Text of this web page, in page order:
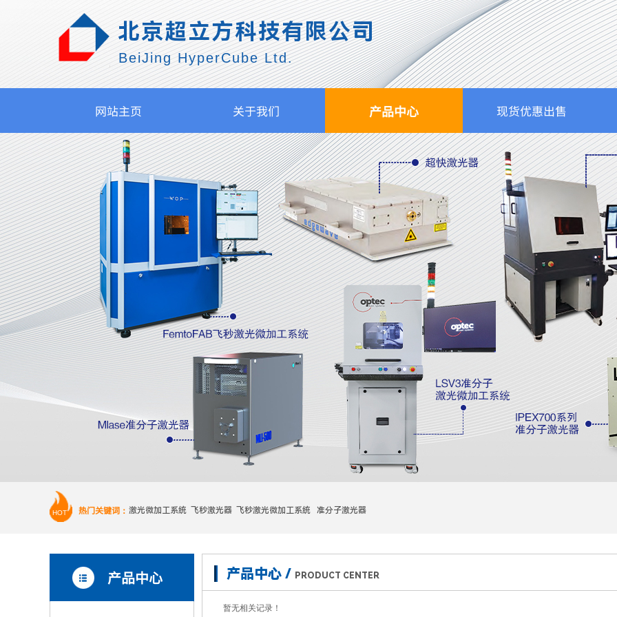
北京超立方科技有限公司
BeiJing HyperCube Ltd.
网站主页 关于我们 产品中心 现货优惠出售
激光微加工系统 飞秒激光器 飞秒激光微加工系统 准分子激光器
热门关键词：
HOT
产品中心 / PRODUCT CENTER
暂无相关记录！
产品中心